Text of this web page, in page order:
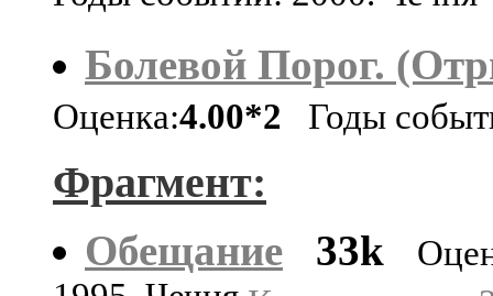
Болевой Порог.
Оценка:4.00*2 Годы
Фрагмент:
Обещание 33k